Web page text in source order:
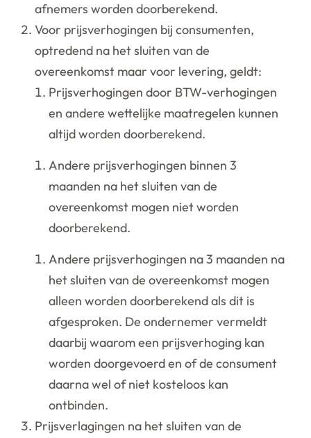
afnemers worden doorberekend.
Voor prijsverhogingen bij consumenten,
optredend na het sluiten van de
overeenkomst maar voor levering, geldt:
Prijsverhogingen door BTW-verhogingen
en andere wettelijke maatregelen kunnen
altijd worden doorberekend.
Andere prijsverhogingen binnen 3
maanden na het sluiten van de
overeenkomst mogen niet worden
doorberekend.
Andere prijsverhogingen na 3 maanden na
het sluiten van de overeenkomst mogen
alleen worden doorberekend als dit is
afgesproken. De ondernemer vermeldt
daarbij waarom een prijsverhoging kan
worden doorgevoerd en of de consument
daarna wel of niet kosteloos kan
ontbinden.
Prijsverlagingen na het sluiten van de